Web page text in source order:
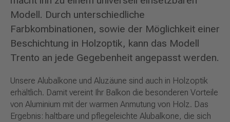
Modell. Durch unterschiedliche
Farbkombinationen, sowie der Möglichkeit einer
Beschichtung in Holzoptik, kann das Modell
Trento an jede Gegebenheit angepasst werden.
Unsere Alubalkone und Aluzäune sind auch in Holzoptik
erhältlich. Damit vereint Ihr Balkon die besonderen Vorteile
von Aluminium mit der warmen Anmutung von Holz. Das
Ergebnis: haltbare und pflegeleichte Alubalkone, die sich